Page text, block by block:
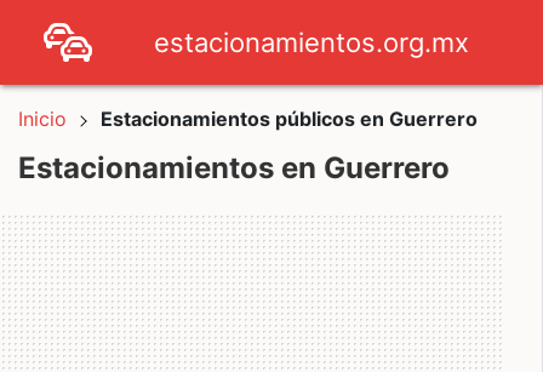
estacionamientos.org.mx
Inicio Estacionamientos públicos en Guerrero
Estacionamientos en Guerrero